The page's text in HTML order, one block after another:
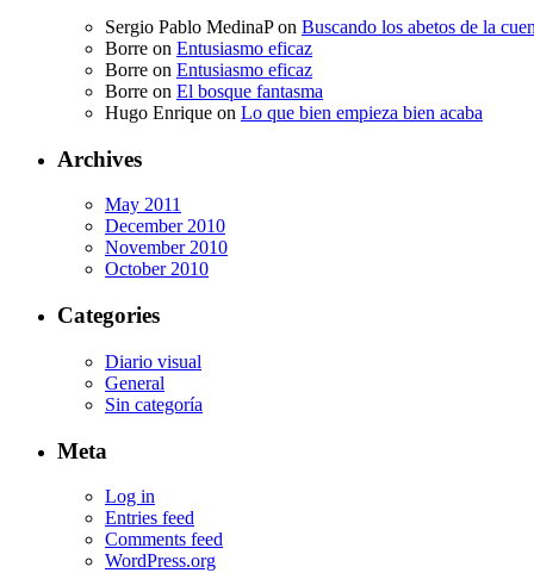
Sergio Pablo MedinaPon Buscando los abetos de la
Borre on Entusiasmo eficaz
Borre on Entusiasmo eficaz
Borre on El bosque fantasma
Hugo Enrique on Lo que bien empieza bien acaba
Archives
May 2011
December 2010
November 2010
October 2010
Categories
Diario visual
General
Sin categoría
Meta
Log in
Entries feed
Comments feed
WordPress.org